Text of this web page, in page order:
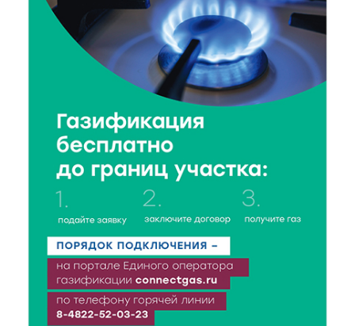
В Нило-Столобенской пустыни началась
реставрация фасада исторической
Крестовоздвиженской церкви
189
День арбуза отметили ребята в Андреапольском
Доме культуры
7 Авг 2026 17:02 274
Названы первые победители программы «Земский
работник культуры» в Тверской области
7 Авг 2026 16:32 467
Без прав и лицензий: итоги проверки таксистов в
Твери